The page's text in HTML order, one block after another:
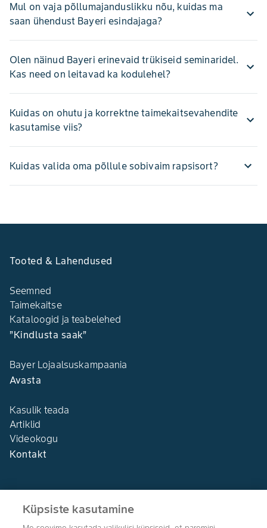
Mul on vaja põllumajanduslikku nõu, kuidas ma
saan ühendust Bayeri esindajaga?
Olen näinud Bayeri erinevaid trükiseid seminaridel.
Kas need on leitavad ka kodulehel?
Kuidas on ohutu ja korrektne taimekaitsevahendite
kasutamise viis?
Kuidas valida oma põllule sobivaim rapsisort?
Tooted & Lahendused
Seemned
Taimekaitse
Kataloogid ja teabelehed
”Kindlusta saak”
Bayer Lojaalsuskampaania
Avasta
Kasulik teada
Artiklid
Videokogu
Kontakt
Küpsiste kasutamine